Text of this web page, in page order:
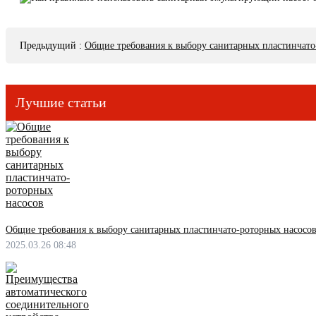
Предыдущий : Общие требования к выбору санитарных
Лучшие статьи
Общие требования к выбору санитарных пластинчато-роторных насосов
2025.03.26 08:48